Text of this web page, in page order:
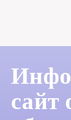
сайт